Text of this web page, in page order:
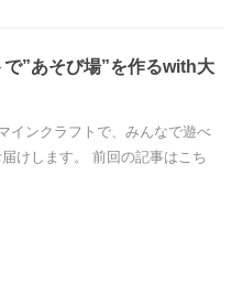
”あそび場”を作るwith大
インクラフトで、みんなで遊べ
けします。 前回の記事はこち